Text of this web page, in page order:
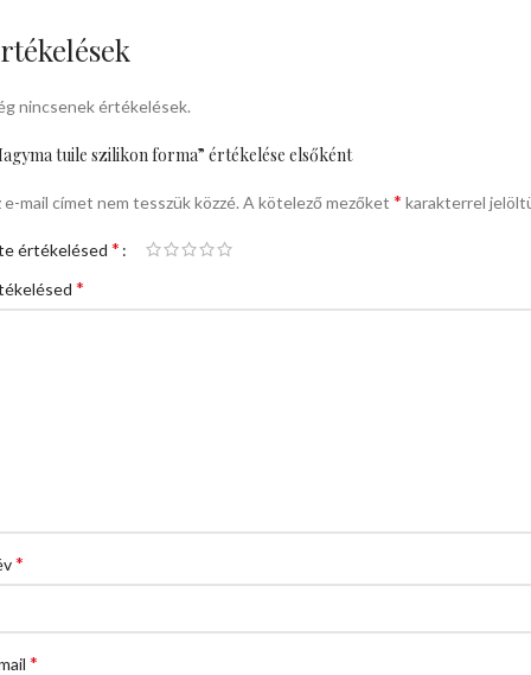
nincsenek értékelések.
tuile szilikon forma” értékelése elsőként
e-mail címet nem tesszük közzé. A kötelező mezőket * karakterrel
értékelésed *
*
*
*